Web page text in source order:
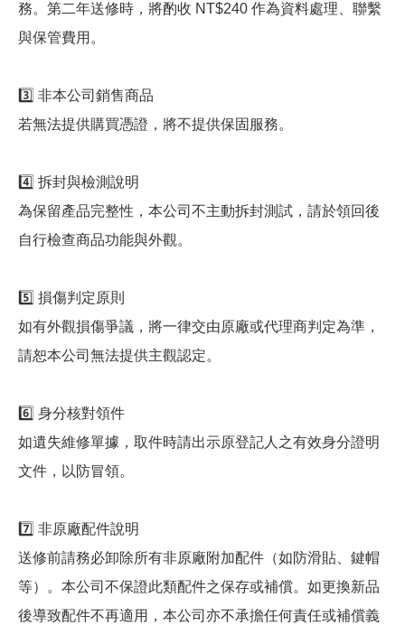
務。第二年送修時，將酌收 NT$240 作為資料處理、聯繫
與保管費用。
3️⃣ 非本公司銷售商品
若無法提供購買憑證，將不提供保固服務。
4️⃣ 拆封與檢測說明
為保留產品完整性，本公司不主動拆封測試，請於領回後
自行檢查商品功能與外觀。
5️⃣ 損傷判定原則
如有外觀損傷爭議，將一律交由原廠或代理商判定為準，
請恕本公司無法提供主觀認定。
6️⃣ 身分核對領件
如遺失維修單據，取件時請出示原登記人之有效身分證明
文件，以防冒領。
7️⃣ 非原廠配件說明
送修前請務必卸除所有非原廠附加配件（如防滑貼、鍵帽
等）。本公司不保證此類配件之保存或補償。如更換新品
後導致配件不再適用，本公司亦不承擔任何責任或補償義